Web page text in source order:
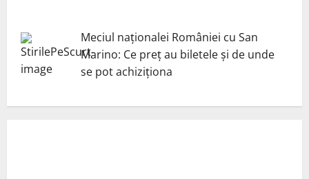
Meciul naționalei României cu San
Marino: Ce preț au biletele și de unde
se pot achiziționa